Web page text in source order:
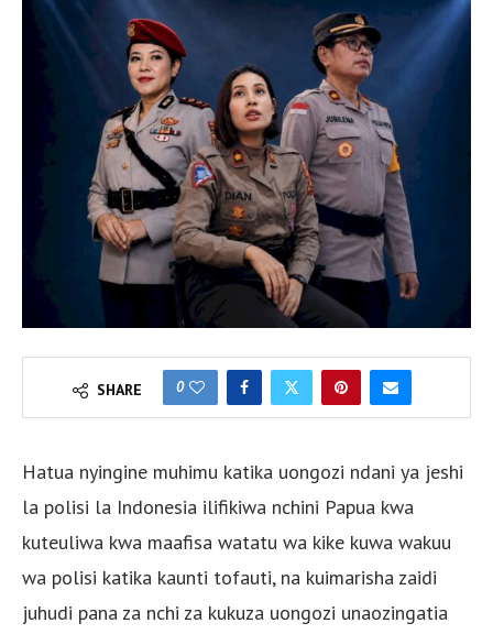
SHARE 0
Hatua nyingine muhimu katika uongozi ndani ya jeshi
la polisi la Indonesia ilifikiwa nchini Papua kwa
kuteuliwa kwa maafisa watatu wa kike kuwa wakuu
wa polisi katika kaunti tofauti, na kuimarisha zaidi
juhudi pana za nchi za kukuza uongozi unaozingatia